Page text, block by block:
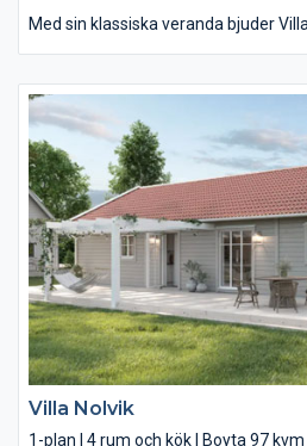
Med sin klassiska veranda bjuder
vardagsrummet som vetter åt
rymd med sitt stiliga ryggåstak och
får ni ett avskilt sovrum med egen
badrum och utsikt över trädgården.
med att få egna rum och ett mysigt
finns också gott om praktisk
klädvårdsrum du kommer åt både
Villa Nolvik
1-plan | 4 rum och kök | Boyta 97